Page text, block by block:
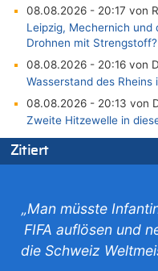
08.08.2026 - 20:17 von
Leipzig, Mechernich und
Drohnen mit
08.08.2026 - 20:16 von
Wasserstand des Rheins
08.08.2026 - 20:13 von
Zweite Hitzewelle in
08.08.2026 - 20:09 von
Zweite Hitzewelle in
Leipzig, Mechernich und
Drohnen mit Strengstoff?
Zitiert
„Man müsste
FIFA auflösen und
die Schweiz